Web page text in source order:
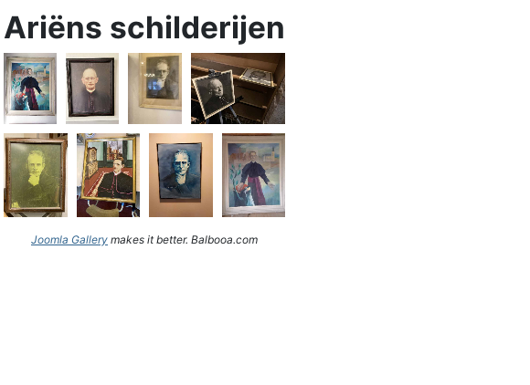
Ariëns schilderijen
Joomla Gallery makes it better. Balbooa.com